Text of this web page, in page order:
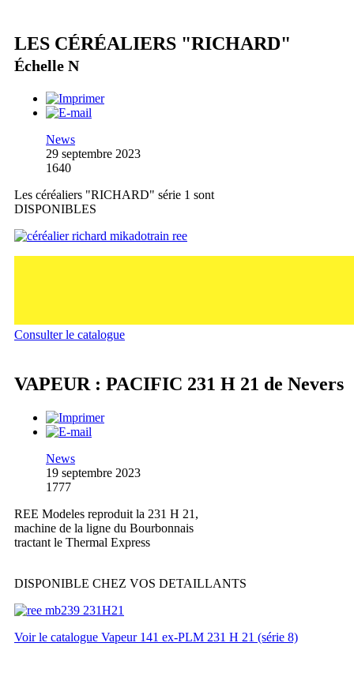
LES CÉRÉALIERS "RICHARD"
Échelle N
News
29 septembre 2023
1640
Les céréaliers "RICHARD" série 1 sont
DISPONIBLES
Consulter le catalogue
VAPEUR : PACIFIC 231 H 21 de Nevers
News
19 septembre 2023
1777
REE Modeles reproduit la 231 H 21,
machine de la ligne du Bourbonnais
tractant le Thermal Express
DISPONIBLE CHEZ VOS DETAILLANTS
Voir le catalogue Vapeur 141 ex-PLM 231 H 21 (série 8)